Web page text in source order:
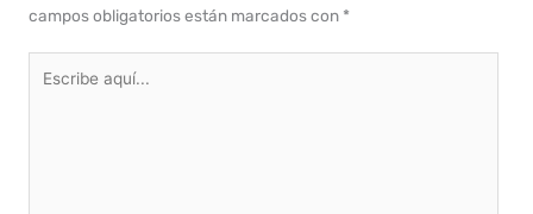
campos obligatorios están marcados con *
aquí...